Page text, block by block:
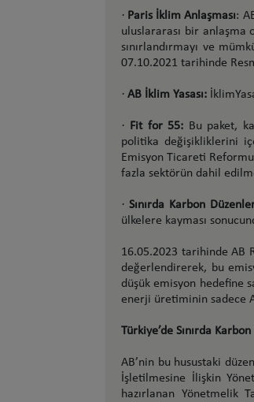
· Paris İklim Anlaşması:
uluslararası bir anlaşma
sınırlandırmayı ve
07.10.2021 tarihinde
· AB İklim Yasası:
· Fit for 55: Bu paket,
politika değişikliklerini
Emisyon Ticareti
fazla sektörün dahil
· Sınırda Karbon
ülkelere kayması
16.05.2023 tarihinde AB
değerlendirerek, bu
düşük emisyon hedefine
enerji üretiminin sadece
Türkiye’de Sınırda
AB’nin bu husustaki
İşletilmesine İlişkin
hazırlanan Yönetmelik